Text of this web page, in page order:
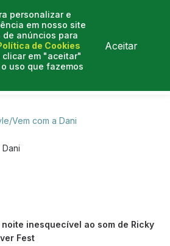
personalizar e
em nosso site
de anúncios para
de Cookies
clicar em "aceitar"
uso que fazemos
Aceitar
/Vem com a Dani
noite inesquecível ao som de Ricky
Fest